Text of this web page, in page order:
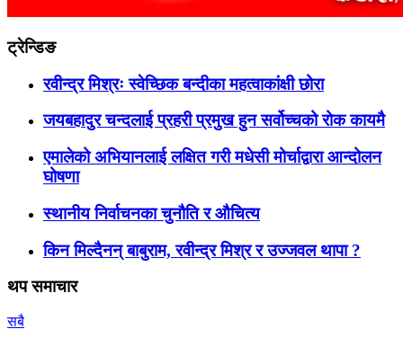
ट्रेन्डिङ
रवीन्द्र मिश्रः स्वेच्छिक बन्दीका महत्वाकांक्षी छोरा
जयबहादुर चन्दलाई प्रहरी प्रमुख हुन सर्वोच्चको रोक कायमै
एमालेको अभियानलाई लक्षित गरी मधेसी मोर्चाद्वारा आन्दोलन
घोषणा
स्थानीय निर्वाचनका चुनौति र औचित्य
किन मिल्दैनन् बाबुराम, रवीन्द्र मिश्र र उज्जवल थापा ?
थप समाचार
सबै